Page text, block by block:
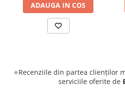
ADAUGA IN COS
⭐Recenziile din partea clienților
serviciile oferite de